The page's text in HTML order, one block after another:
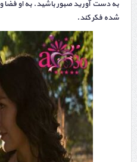
به دست آورید صبور باشید. به او فضا
شده فکر کند.